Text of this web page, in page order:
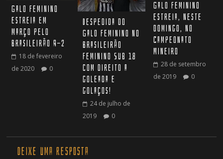
Galo Feminino
estreia em
março pelo
Brasileirão A-2
18 de fevereiro
de 2020
0
Despedida do
Galo Feminino no
Brasileirão
Feminino Sub 18
com direito a
goleada e
golaços!
24 de julho de
2019
0
Galo Feminino
estreia, neste
domingo, no
Campeonato
Mineiro
28 de setembro
de 2019
0
Deixe uma resposta